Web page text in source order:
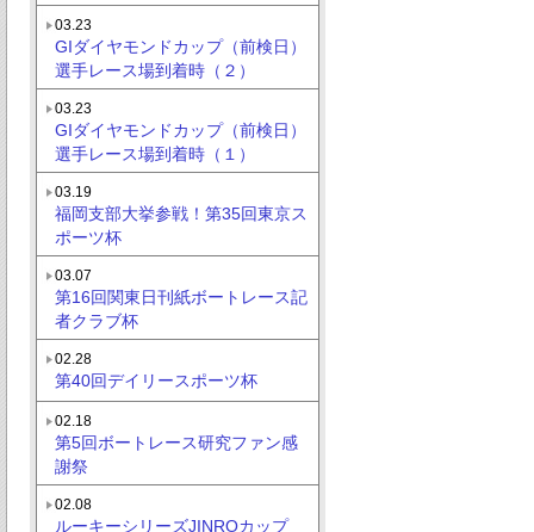
03.23
GIダイヤモンドカップ（前検日）
選手レース場到着時（２）
03.23
GIダイヤモンドカップ（前検日）
選手レース場到着時（１）
03.19
福岡支部大挙参戦！第35回東京ス
ポーツ杯
03.07
第16回関東日刊紙ボートレース記
者クラブ杯
02.28
第40回デイリースポーツ杯
02.18
第5回ボートレース研究ファン感
謝祭
02.08
ルーキーシリーズJINROカップ